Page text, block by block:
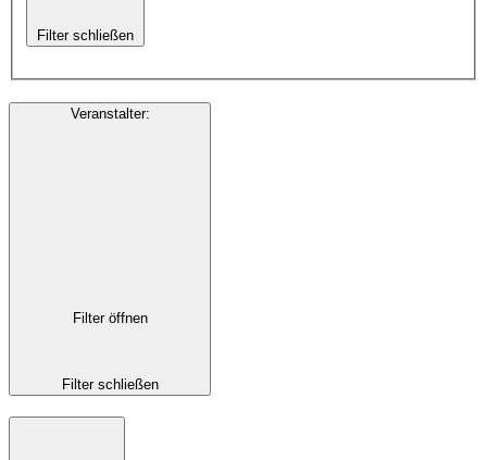
Filter schließen
Veranstalter:
Filter öffnen
Filter schließen